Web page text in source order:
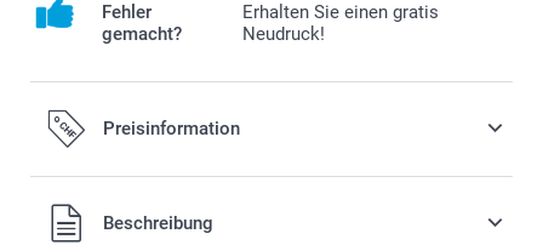
Fehler
gemacht?
Erhalten Sie einen gratis
Neudruck!
Preisinformation
Alle Preise verstehen sich in Schweizer Franken (CHF) inkl.
MwSt. und zzgl. Versandkosten.
Beschreibung